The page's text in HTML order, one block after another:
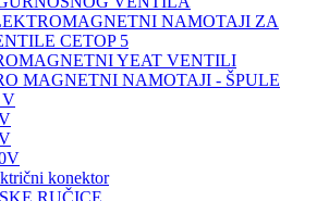
NAMOTAJI ZA
CETOP 5
YEAT VENTILI
MAGNETNI NAMOTAJI - ŠPULE
V
konektor
RUČICE